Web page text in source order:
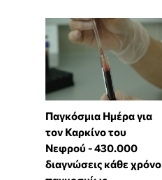
Παγκόσμια Ημέρα για
τον Καρκίνο του
Νεφρού - 430.000
διαγνώσεις κάθε χρόνο